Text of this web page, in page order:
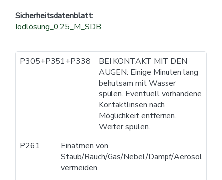
Sicherheitsdatenblatt:
Iodlösung_0,25_M_SDB
P305+P351+P338
BEI KONTAKT MIT DEN
AUGEN: Einige Minuten lang
behutsam mit Wasser
spülen. Eventuell vorhandene
Kontaktlinsen nach
Möglichkeit entfernen.
Weiter spülen.
P261
Einatmen von
Staub/Rauch/Gas/Nebel/Dampf/Aerosol
vermeiden.